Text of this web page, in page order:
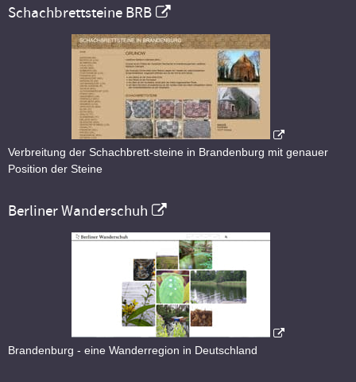
Schachbrettsteine BRB
Verbreitung der Schachbrett-steine in Brandenburg mit genauer
Position der Steine
Berliner Wanderschuh
Brandenburg - eine Wanderregion in Deutschland